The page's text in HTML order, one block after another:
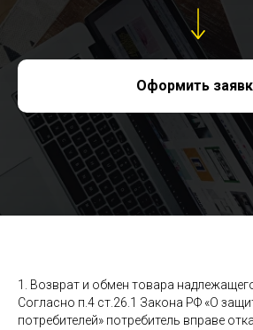
Оформить
1. Возврат и обмен товара
Согласно п.4 ст.26.1 Закона РФ «О
потребителей» потребитель вправе